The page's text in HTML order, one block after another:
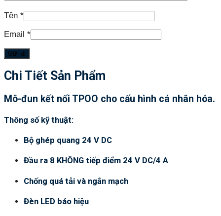
Tên *
Email *
Chi Tiết Sản Phẩm
Mô-đun kết nối TPOO cho cấu hình cá nhân hóa.
Thông số kỹ thuật:
Bộ ghép quang 24 V DC
Đầu ra 8 KHÔNG tiếp điểm 24 V DC/4 A
Chống quá tải và ngắn mạch
Đèn LED báo hiệu